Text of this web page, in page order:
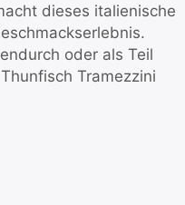
dieses italienische
oder als Teil
Tramezzini